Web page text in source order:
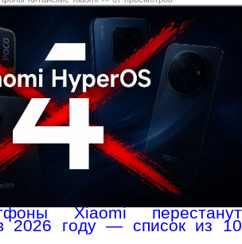
Xiaomi перестанут
2026 году — список из 10